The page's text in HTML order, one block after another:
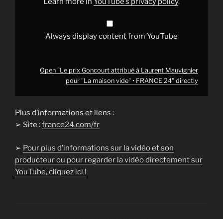
Always display content from YouTube
Open "Le prix Goncourt attribué à Laurent Mauvignier
pour "La maison vide" • FRANCE 24" directly
Plus d’informations et liens :
➢ Site :france24.com/fr
➢ Pour plus d’informations sur la vidéo et son
producteur ou pour regarder la vidéo directement sur
YouTube, cliquez ici !